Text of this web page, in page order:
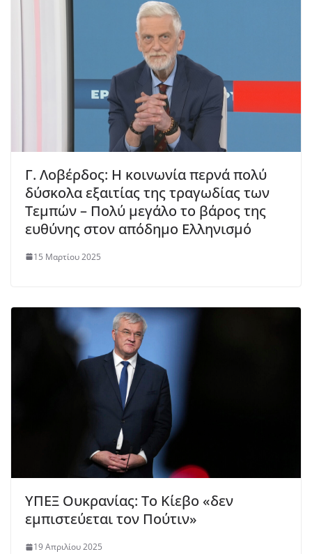
Γ. Λοβέρδος: Η κοινωνία περνά πολύ
δύσκολα εξαιτίας της τραγωδίας των
Τεμπών – Πολύ μεγάλο το βάρος της
ευθύνης στον απόδημο Ελληνισμό
15 Μαρτίου 2025
ΥΠΕΞ Ουκρανίας: Το Κίεβο «δεν
εμπιστεύεται τον Πούτιν»
19 Απριλίου 2025